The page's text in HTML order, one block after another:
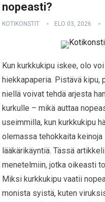
nopeasti?
KOTIKONSTIT ELO 03, 2026
Kun kurkkukipu iskee, olo
hiekkapaperia. Pistävä kipu,
niellä voivat tehdä arjesta
kurkulle – mikä auttaa
useimmilla, kun kurkkukipu
olemassa tehokkaita
lääkärikäyntiä. Tässä
menetelmiin, jotka oikeasti
Miksi kurkkukipu vaatii
monista syistä, kuten